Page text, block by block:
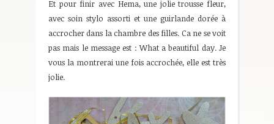
Et pour finir avec Hema, une jolie trousse fleur,
avec soin stylo assorti et une guirlande dorée à
accrocher dans la chambre des filles. Ca ne se voit
pas mais le message est : What a beautiful day. Je
vous la montrerai une fois accrochée, elle est très
jolie.